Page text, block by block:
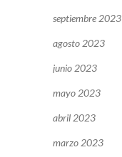
septiembre 2023
agosto 2023
junio 2023
mayo 2023
abril 2023
marzo 2023